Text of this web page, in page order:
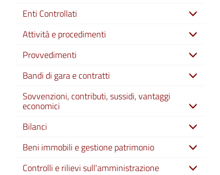
Enti Controllati
Attività e procedimenti
Provvedimenti
Bandi di gara e contratti
Sovvenzioni, contributi, sussidi, vantaggi
economici
Bilanci
Beni immobili e gestione patrimonio
Controlli e rilievi sull'amministrazione